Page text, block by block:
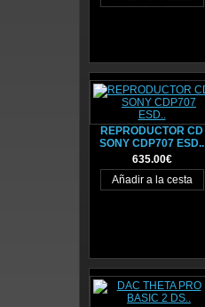
REPRODUCTOR CD
SONY CDP707 ESD..
635.00€